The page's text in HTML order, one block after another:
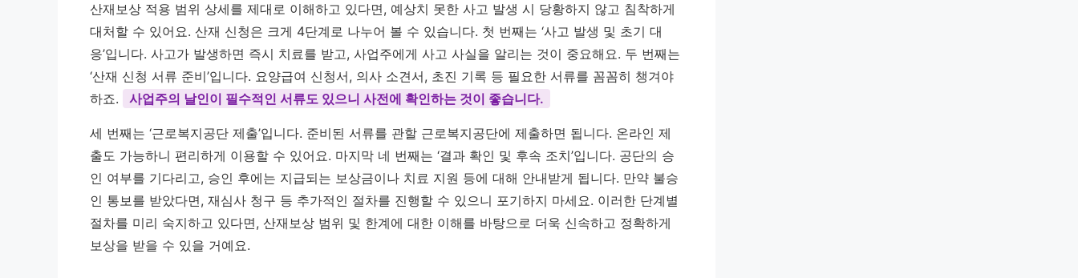
산재보상 적용 범위 상세를 제대로 이해하고 있다면, 예상치 못한 사고 발생 시 당황하지 않고 침착하게
대처할 수 있어요. 산재 신청은 크게 4단계로 나누어 볼 수 있습니다. 첫 번째는 ‘사고 발생 및 초기 대
응’입니다. 사고가 발생하면 즉시 치료를 받고, 사업주에게 사고 사실을 알리는 것이 중요해요. 두 번째는
‘산재 신청 서류 준비’입니다. 요양급여 신청서, 의사 소견서, 초진 기록 등 필요한 서류를 꼼꼼히 챙겨야
하죠.
사업주의 날인이 필수적인 서류도 있으니 사전에 확인하는 것이 좋습니다.
세 번째는 ‘근로복지공단 제출’입니다. 준비된 서류를 관할 근로복지공단에 제출하면 됩니다. 온라인 제
출도 가능하니 편리하게 이용할 수 있어요. 마지막 네 번째는 ‘결과 확인 및 후속 조치’입니다. 공단의 승
인 여부를 기다리고, 승인 후에는 지급되는 보상금이나 치료 지원 등에 대해 안내받게 됩니다. 만약 불승
인 통보를 받았다면, 재심사 청구 등 추가적인 절차를 진행할 수 있으니 포기하지 마세요. 이러한 단계별
절차를 미리 숙지하고 있다면, 산재보상 범위 및 한계에 대한 이해를 바탕으로 더욱 신속하고 정확하게
보상을 받을 수 있을 거예요.